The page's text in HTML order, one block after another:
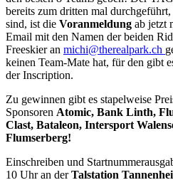
bereits zum dritten mal
sind, ist die Voranmeldung ab jetzt
Email mit den Namen der beiden
Freeskier an michi@therealpark.ch
keinen Team-Mate hat, für den gibt
der Inscription.
Zu gewinnen gibt es stapelweise
Sponsoren Atomic, Bank Linth,
Clast, Bataleon, Intersport
Flumserberg!
Einschreiben und
10 Uhr an derTalstation